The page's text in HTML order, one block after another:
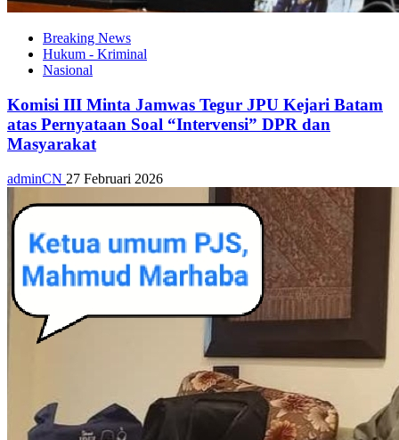
Breaking News
Hukum - Kriminal
Nasional
Komisi III Minta Jamwas Tegur JPU Kejari Batam
atas Pernyataan Soal “Intervensi” DPR dan
Masyarakat
adminCN 27 Februari 2026